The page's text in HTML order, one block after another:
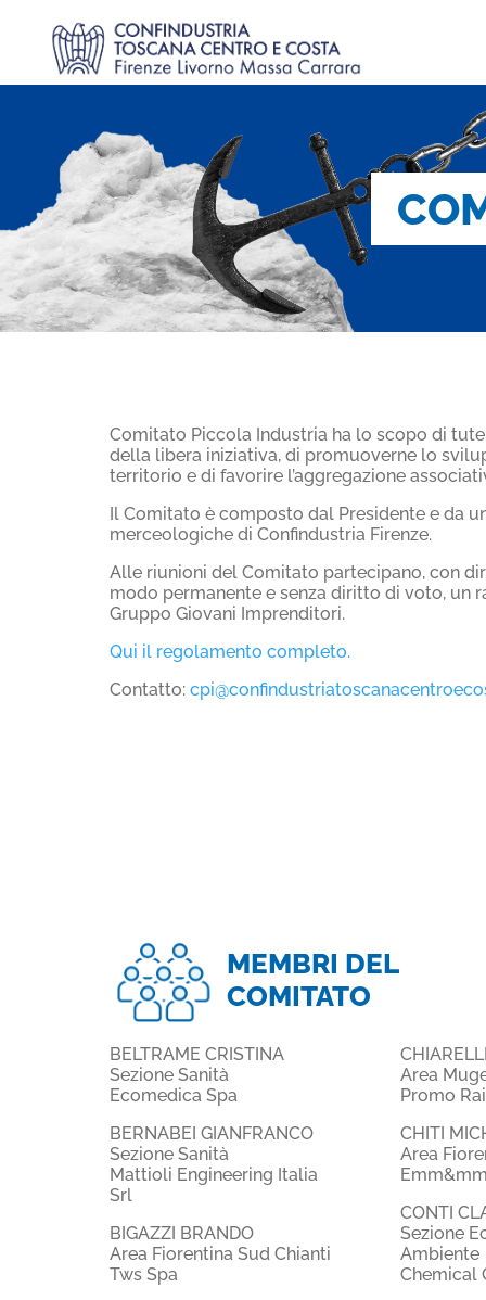
Comitato Piccola Industria ha lo scopo di
della libera iniziativa, di promuoverne lo
territorio e di favorire l’aggregazione
Il Comitato è composto dal Presidente e da
merceologiche di Confindustria Firenze.
Alle riunioni del Comitato partecipano, con
modo permanente e senza diritto di voto, un
Gruppo Giovani Imprenditori.
Qui il regolamento completo.
Contatto:
MEMBRI DEL
COMITATO
BELTRAME CRISTINA
Sezione Sanità
Ecomedica Spa
BERNABEI GIANFRANCO
Sezione Sanità
Mattioli Engineering Italia
Srl
BIGAZZI BRANDO
Area Fiorentina Sud Chianti
Tws Spa
Area
Promo
CHITI
Area
CONTI
Sezione
Ambiente
Chemical